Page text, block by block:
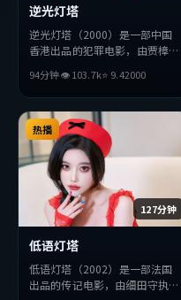
逆光灯塔
逆光灯塔（2000）是一部中国
香港出品的犯罪电影，由贾樟柯
主演。影片在叙事与视听上力求
突破，探讨人性与抉择，节奏张
弛有度，适合喜欢该类型的观众
完整观看。
94分钟👁103.7k⭐ 9.42000
127分钟
热播
低语灯塔
低语灯塔（2002）是一部法国
出品的传记电影，由细田守执